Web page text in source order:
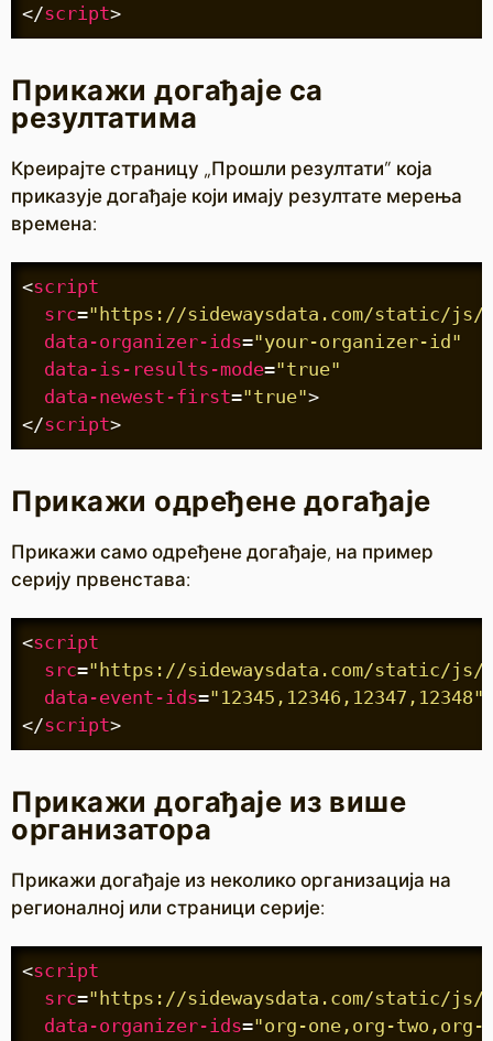
</script>
Прикажи догађаје са
резултатима
Креирајте страницу „Прошли резултати” која
приказује догађаје који имају резултате мерења
времена:
<script
src="https://sidewaysdata.com/static/js/
data-organizer-ids="your-organizer-id"
data-is-results-mode="true"
data-newest-first="true">
</script>
Прикажи одређене догађаје
Прикажи само одређене догађаје, на пример
серију првенстава:
<script
src="https://sidewaysdata.com/static/js/
data-event-ids="12345,12346,12347,12348"
</script>
Прикажи догађаје из више
организатора
Прикажи догађаје из неколико организација на
регионалној или страници серије:
<script
src="https://sidewaysdata.com/static/js/
data-organizer-ids="org-one,org-two,org-